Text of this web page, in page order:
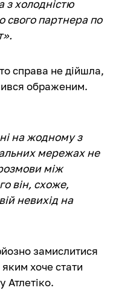
з холодністю
свого партнера по
справа не дійшла,
ображеним.
на жодному з
мережах не
між
він, схоже,
невихід на
замислитися
хоче стати
Атлетіко.